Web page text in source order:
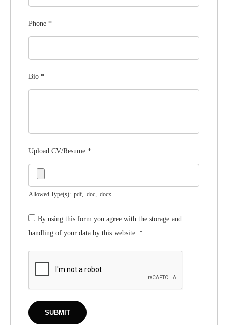
Phone *
Bio *
Upload CV/Resume *
Allowed Type(s): .pdf, .doc, .docx
By using this form you agree with the storage and
handling of your data by this website. *